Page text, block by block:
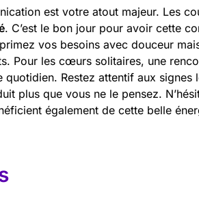
est votre atout majeur. Les
. C’est le bon jour pour avoir cette
vos besoins avec douceur
Pour les cœurs solitaires, une
Restez attentif aux signes
plus que vous ne le pensez.
également de cette belle